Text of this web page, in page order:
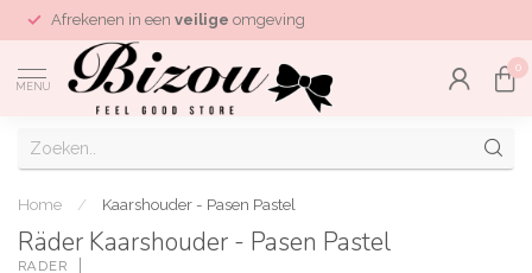
Afrekenen in een veilige omgeving
MENU
0
Home / Kaarshouder - Pasen Pastel
Räder Kaarshouder - Pasen Pastel
RÄDER